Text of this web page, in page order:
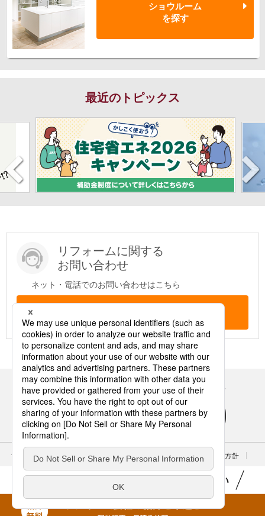
ショウルーム
を探す
最近のトピックス
リフォームに関する
お問い合わせ
ネット・電話でのお問い合わせはこちら
Panasonicの住まい・くらし SNSアカウント
サイトのご利用にあたって クッキーポリシー
個人情報保護方針
パナソニック ホールディングス
Area/Country
パナソニック ハウジングソリューションズ株式会社